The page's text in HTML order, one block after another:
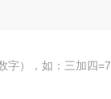
字），如：三加四=7